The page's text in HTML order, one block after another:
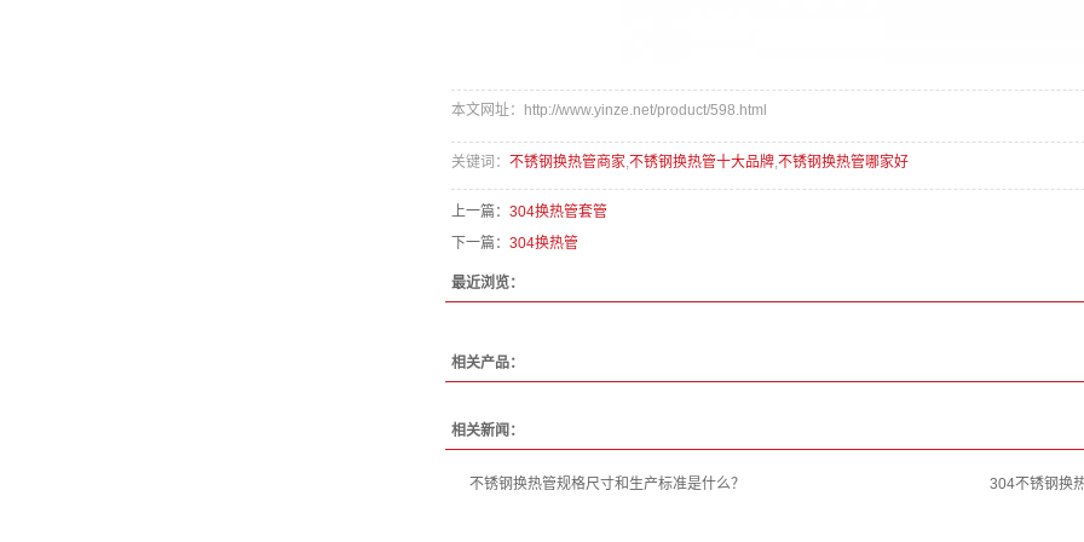
本文网址：http://www.yinze.net/product/598.html
关键词： 不锈钢换热管商家 不锈钢换热管十大品牌 不锈钢换热管哪家好
上一篇： 304换热管套管
下一篇： 304换热管
最近浏览：
相关产品：
相关新闻：
不锈钢换热管规格尺寸和生产标准是什么？ 304不锈钢换